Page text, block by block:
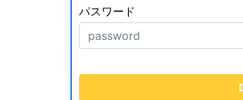
パスワード